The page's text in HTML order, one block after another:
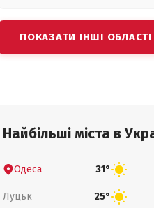
ПОКАЗАТИ ІНШІ ОБЛАСТІ
Найбільші міста в
Одеса 31°
Луцьк 25°